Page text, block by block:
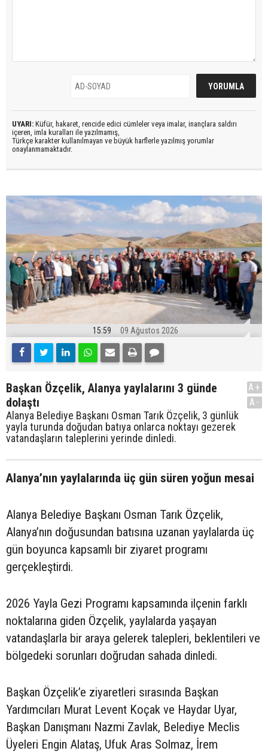
UYARI: Küfür, hakaret, rencide edici cümleler veya imalar, inançlara saldırı
içeren, imla kuralları ile yazılmamış,
Türkçe karakter kullanılmayan ve büyük harflerle yazılmış yorumlar
onaylanmamaktadır.
15:59 09 Ağustos 2026
Başkan Özçelik, Alanya yaylalarını 3 günde
dolaştı
Alanya Belediye Başkanı Osman Tarık Özçelik, 3 günlük
yayla turunda doğudan batıya onlarca noktayı gezerek
vatandaşların taleplerini yerinde dinledi.
A+
A-
Alanya’nın yaylalarında üç gün süren yoğun mesai
Alanya Belediye Başkanı Osman Tarık Özçelik,
Alanya’nın doğusundan batısına uzanan yaylalarda üç
gün boyunca kapsamlı bir ziyaret programı
gerçekleştirdi.
2026 Yayla Gezi Programı kapsamında ilçenin farklı
noktalarına giden Özçelik, yaylalarda yaşayan
vatandaşlarla bir araya gelerek talepleri, beklentileri ve
bölgedeki sorunları doğrudan sahada dinledi.
Başkan Özçelik’e ziyaretleri sırasında Başkan
Yardımcıları Murat Levent Koçak ve Haydar Uyar,
Başkan Danışmanı Nazmi Zavlak, Belediye Meclis
Üyeleri Engin Alataş, Ufuk Aras Solmaz, İrem